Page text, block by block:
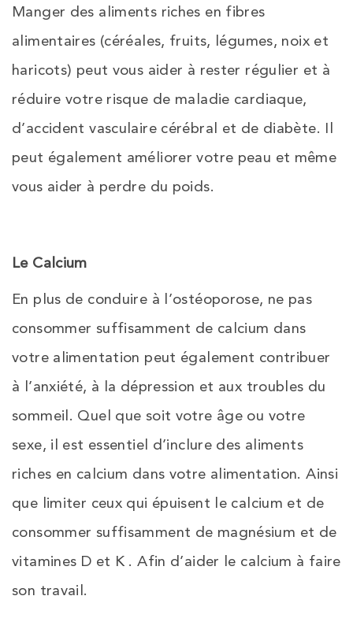
Manger des aliments riches en fibres
alimentaires (céréales, fruits, légumes, noix et
haricots) peut vous aider à rester régulier et à
réduire votre risque de maladie cardiaque,
d’accident vasculaire cérébral et de diabète. Il
peut également améliorer votre peau et même
vous aider à perdre du poids.
Le Calcium
En plus de conduire à l’ostéoporose, ne pas
consommer suffisamment de calcium dans
votre alimentation peut également contribuer
à l’anxiété, à la dépression et aux troubles du
sommeil. Quel que soit votre âge ou votre
sexe, il est essentiel d’inclure des aliments
riches en calcium dans votre alimentation. Ainsi
que limiter ceux qui épuisent le calcium et de
consommer suffisamment de magnésium et de
vitamines D et K . Afin d’aider le calcium à faire
son travail.